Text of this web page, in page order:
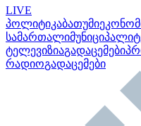
LIVE
პოლიტიკაბათუმი
სამართალი
ტელევიზიაგადაცემები
რადიოგადაცემები